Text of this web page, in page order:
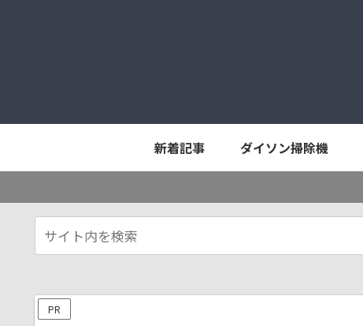
新着記事 ダイソン掃除機
PR